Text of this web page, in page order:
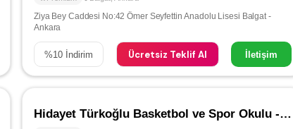
Ziya Bey Caddesi No:42 Ömer Seyfettin Anadolu Lisesi Balgat -
Ankara
%10 İndirim Ücretsiz Teklif Al İletişim
Hidayet Türkoğlu Basketbol ve Spor Okulu - Çankaya